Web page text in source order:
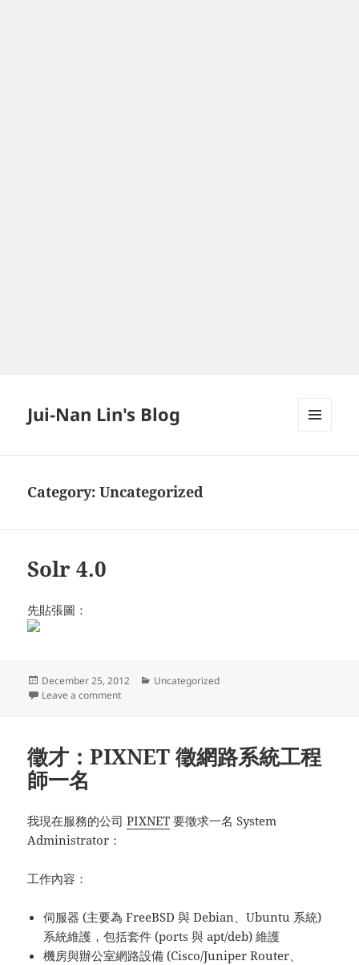
Jui-Nan Lin's Blog
Category:Uncategorized
Solr 4.0
先貼張圖：
Posted
on
December 25, 2012 Categories
Uncategorized
Leave a commenton Solr 4.0
徵才：PIXNET 徵網路系統工程
師一名
我現在服務的公司PIXNET 要徵求一名 System
Administrator：
工作內容：
伺服器 (主要為 FreeBSD 與 Debian、Ubuntu 系統)
系統維護，包括套件 (ports 與 apt/deb) 維護
機房與辦公室網路設備 (Cisco/Juniper Router、